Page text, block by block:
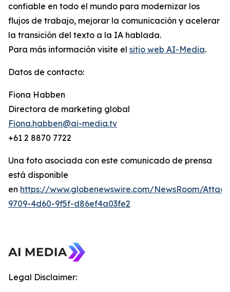
confiable en todo el mundo para modernizar los
flujos de trabajo, mejorar la comunicación y acelerar
la transición del texto a la IA hablada.
Para más información visite el sitio web AI-Media.
Datos de contacto:
Fiona Habben
Directora de marketing global
Fiona.habben@ai-media.tv
+61 2 8870 7722
Una foto asociada con este comunicado de prensa
está disponible
en https://www.globenewswire.com/NewsRoom/
9709-4d60-9f5f-d86ef4a03fe2
Legal Disclaimer: